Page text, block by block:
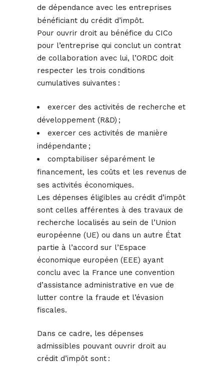
de dépendance avec les entreprises
bénéficiant du crédit d’impôt.
Pour ouvrir droit au bénéfice du CICo
pour l’entreprise qui conclut un contrat
de collaboration avec lui, l’ORDC doit
respecter les trois conditions
cumulatives suivantes :
exercer des activités de recherche et
développement (R&D) ;
exercer ces activités de manière
indépendante ;
comptabiliser séparément le
financement, les coûts et les revenus de
ses activités économiques.
Les dépenses éligibles au crédit d’impôt
sont celles afférentes à des travaux de
recherche localisés au sein de l’Union
européenne (UE) ou dans un autre État
partie à l’accord sur l’Espace
économique européen (EEE) ayant
conclu avec la France une convention
d’assistance administrative en vue de
lutter contre la fraude et l’évasion
fiscales.
Dans ce cadre, les dépenses
admissibles pouvant ouvrir droit au
crédit d’impôt sont :